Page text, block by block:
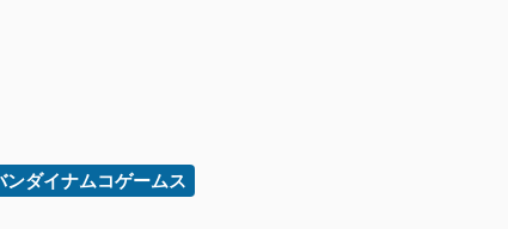
ンダイナムコゲームス